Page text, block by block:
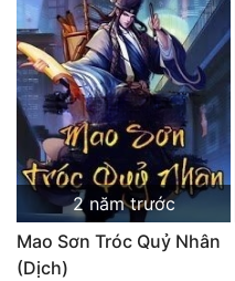
2 năm trước
Mao Sơn Tróc Quỷ Nhân
(Dịch)